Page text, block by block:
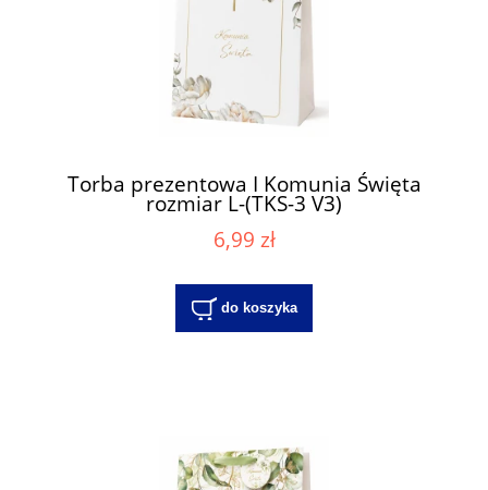
Torba prezentowa I Komunia Święta
rozmiar L-(TKS-3 V3)
6,99 zł
do koszyka